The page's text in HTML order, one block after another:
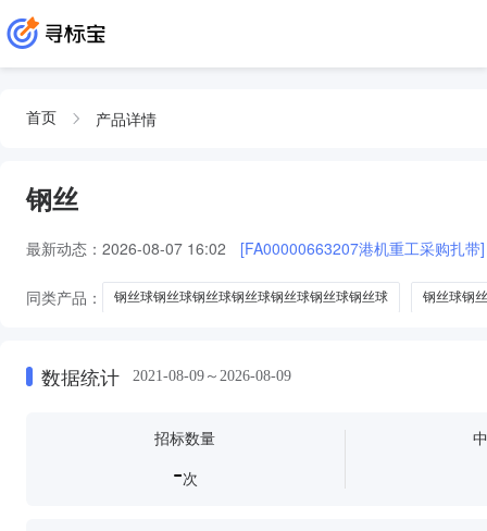
首页 产品详情
钢丝
最新动态： 2026-08-07 16:02 [FA00000663207港机重工采购扎带]
同类产品： 钢丝球钢丝球钢丝球钢丝球钢丝球钢丝球钢丝球 钢丝球钢
数据统计 2021-08-09～2026-08-09
招标数量
-次